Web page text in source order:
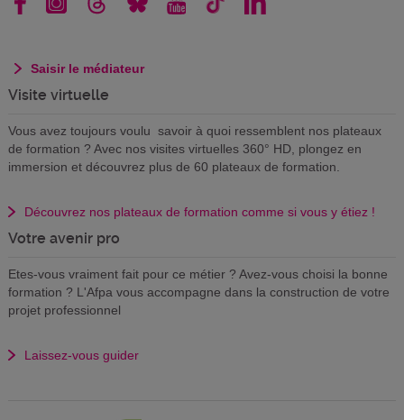
Saisir le médiateur
Visite virtuelle
Vous avez toujours voulu savoir à quoi ressemblent nos plateaux
de formation ? Avec nos visites virtuelles 360° HD, plongez en
immersion et découvrez plus de 60 plateaux de formation.
Découvrez nos plateaux de formation comme si vous y étiez !
Votre avenir pro
Etes-vous vraiment fait pour ce métier ? Avez-vous choisi la bonne
formation ? L'Afpa vous accompagne dans la construction de votre
projet professionnel
Laissez-vous guider